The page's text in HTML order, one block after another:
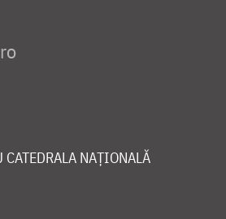
CATEDRALA NAȚIONALĂ